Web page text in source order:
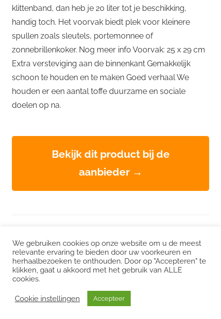
klittenband, dan heb je 20 liter tot je beschikking,
handig toch. Het voorvak biedt plek voor kleinere
spullen zoals sleutels, portemonnee of
zonnebrillenkoker. Nog meer info Voorvak: 25 x 29 cm
Extra versteviging aan de binnenkant Gemakkelijk
schoon te houden en te maken Goed verhaal We
houden er een aantal toffe duurzame en sociale
doelen op na.
Bekijk dit product bij de
aanbieder →
Instagram|Facebook| LinkedIn |Twitter
interessant:CO2 uitstoot Duurzame vacatures
Echt groene stroom
We gebruiken cookies op onze website om u de meest
relevante ervaring te bieden door uw voorkeuren en
herhaalbezoeken te onthouden. Door op "Accepteren" te
klikken, gaat u akkoord met het gebruik van ALLE
cookies.
Cookie instellingen Accepteer